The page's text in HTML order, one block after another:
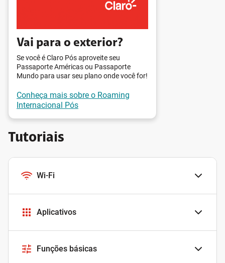
Vai para o exterior?
Se você é Claro Pós aproveite seu
Passaporte Américas ou Passaporte
Mundo para usar seu plano onde você for!
Conheça mais sobre o Roaming
Internacional Pós
Tutoriais
Wi-Fi
Aplicativos
Funções básicas